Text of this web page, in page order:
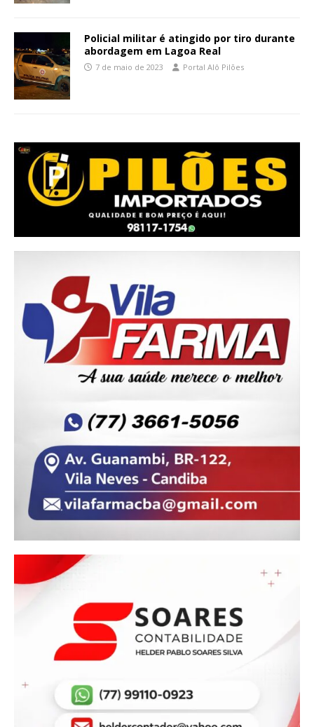
Policial militar é atingido por tiro durante
abordagem em Lagoa Real
7 de maio de 2023 Portal Alô Pilões